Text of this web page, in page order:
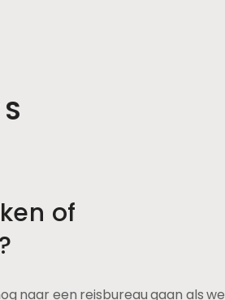
of
naar een reisbureau gaan als we